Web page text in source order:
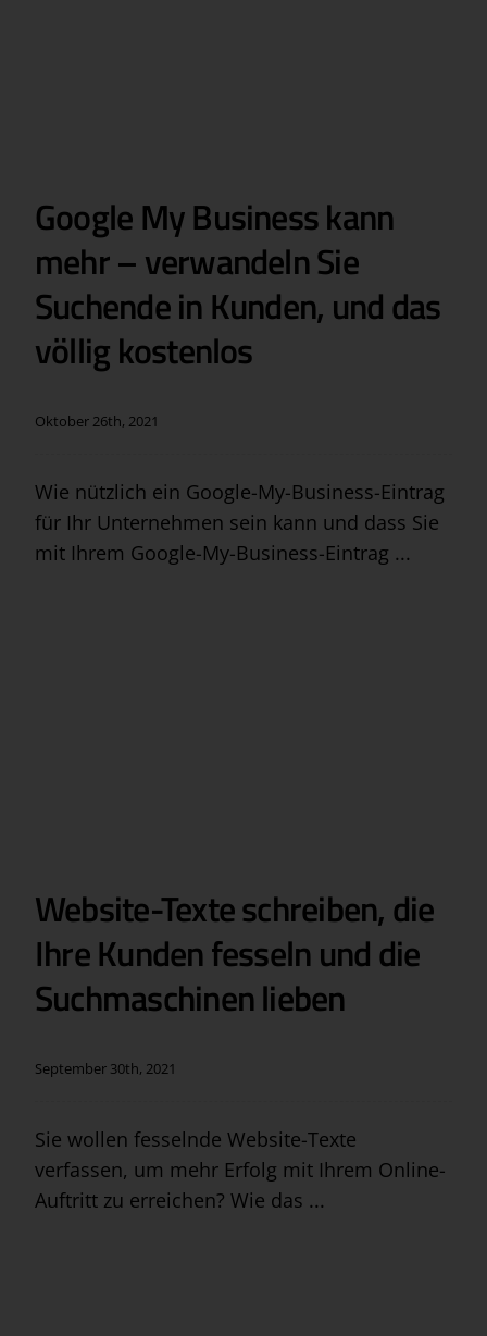
Google My Business kann
mehr – verwandeln Sie
Suchende in Kunden, und das
völlig kostenlos
Oktober 26th, 2021
Wie nützlich ein Google-My-Business-Eintrag
für Ihr Unternehmen sein kann und dass Sie
mit Ihrem Google-My-Business-Eintrag ...
Website-Texte schreiben, die
Ihre Kunden fesseln und die
Suchmaschinen lieben
September 30th, 2021
Sie wollen fesselnde Website-Texte
verfassen, um mehr Erfolg mit Ihrem Online-
Auftritt zu erreichen? Wie das ...